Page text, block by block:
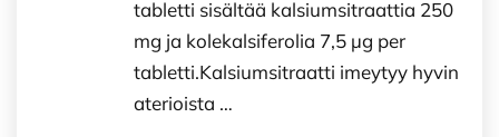
tabletti sisältää kalsiumsitraattia 250
mg ja kolekalsiferolia 7,5 µg per
tabletti.Kalsiumsitraatti imeytyy hyvin
aterioista …